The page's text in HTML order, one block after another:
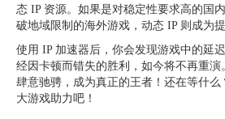
态 IP 资源。如果是对稳定性要求高的国
破地域限制的海外游戏，动态 IP 则成为
使用 IP 加速器后，你会发现游戏中的延
经因卡顿而错失的胜利，如今将不再重
肆意驰骋，成为真正的王者！还在等什
大游戏助力吧！